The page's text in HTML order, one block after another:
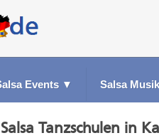
Events ▼ Salsa Musik
Tanzschulen in